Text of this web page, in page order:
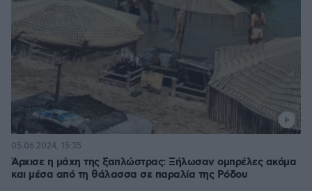
Άρχισε η μάχη της ξαπλώστρας: Ξήλωσαν ομπρέλες ακόμα
και μέσα από τη θάλασσα σε παραλία της Ρόδου
05.06.2024, 15:35